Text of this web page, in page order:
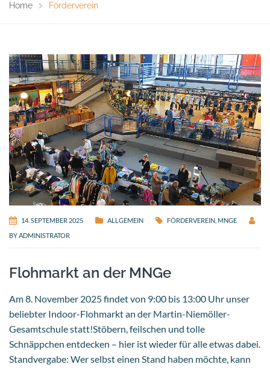
Home Förderverein
14. SEPTEMBER 2025 ALLGEMEIN FÖRDERVEREIN MNGE
BYADMINISTRATOR
Flohmarkt an der MNGe
Am 8. November 2025 findet von 9:00 bis 13:00 Uhr unser
beliebter Indoor-Flohmarkt an der Martin-Niemöller-
Gesamtschule statt!Stöbern, feilschen und tolle
Schnäppchen entdecken – hier ist wieder für alle etwas dabei.
Standvergabe: Wer selbst einen Stand haben möchte, kann